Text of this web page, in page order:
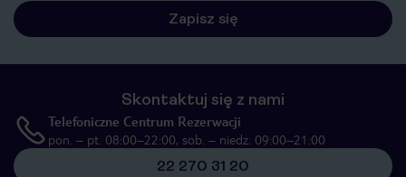
Zapisz się
Skontaktuj się z nami
Telefoniczne Centrum Rezerwacji
pon. – pt. 08:00–22:00, sob. – niedz. 09:00–21:00
22 270 31 20